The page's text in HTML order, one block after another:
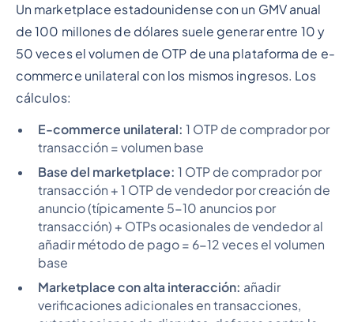
Un marketplace estadounidense con un GMV anual
de 100 millones de dólares suele generar entre 10 y
50 veces el volumen de OTP de una plataforma de e-
commerce unilateral con los mismos ingresos. Los
cálculos:
E-commerce unilateral: 1 OTP de comprador por
transacción = volumen base
Base del marketplace: 1 OTP de comprador por
transacción + 1 OTP de vendedor por creación de
anuncio (típicamente 5-10 anuncios por
transacción) + OTPs ocasionales de vendedor al
añadir método de pago = 6-12 veces el volumen
base
Marketplace con alta interacción: añadir
verificaciones adicionales en transacciones,